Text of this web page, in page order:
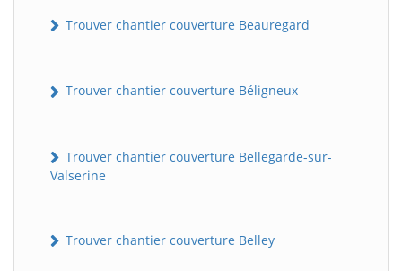
Trouver chantier couverture Beauregard
Trouver chantier couverture Béligneux
Trouver chantier couverture Bellegarde-sur-
Valserine
Trouver chantier couverture Belley